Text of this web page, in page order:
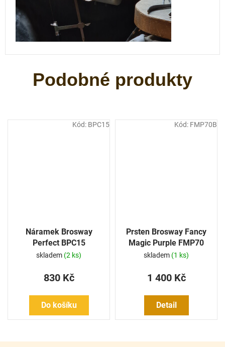
Náramek Brosway
Perfect BPC15
skladem (2 ks)
830 Kč
Do košíku
Kód: BPC15
Prsten Brosway Fancy
Magic Purple FMP70
skladem (1 ks)
1 400 Kč
Detail
Kód: FMP70B